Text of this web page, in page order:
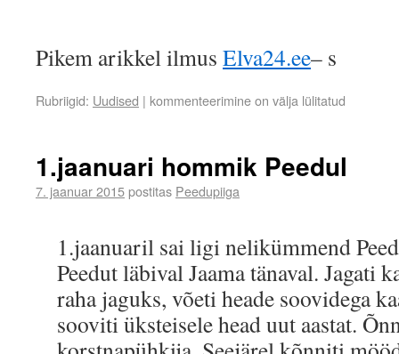
Pikem arikkel ilmus Elva24.ee– s
Rubriigid: Uudised | kommenteerimine on välja lülitatud
1.jaanuari hommik Peedul
7. jaanuar 2015postitas Peedupiiga
1.jaanuaril sai ligi nelikümmend
Peedut läbival Jaama tänaval. Jagati
raha jaguks, võeti heade soovidega
sooviti üksteisele head uut aastat.